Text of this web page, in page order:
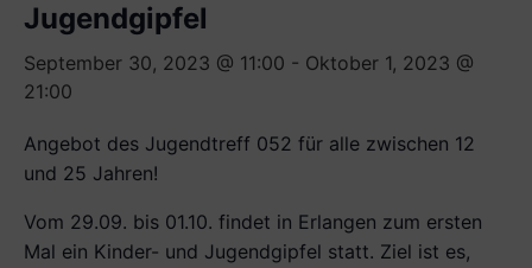
Jugendgipfel
September 30, 2023 @ 11:00 - Oktober 1, 2023 @
21:00
Angebot des Jugendtreff 052 für alle zwischen 12
und 25 Jahren!
Vom 29.09. bis 01.10. findet in Erlangen zum ersten
Mal ein Kinder- und Jugendgipfel statt. Ziel ist es,